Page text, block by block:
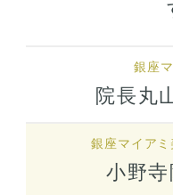
銀座
院長丸
銀座マイア
小野